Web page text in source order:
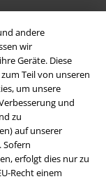
andere
wir
Geräte. Diese
Teil von unseren
um unsere
und
zu
auf unserer
Sofern
erfolgt dies nur zu
Recht einem